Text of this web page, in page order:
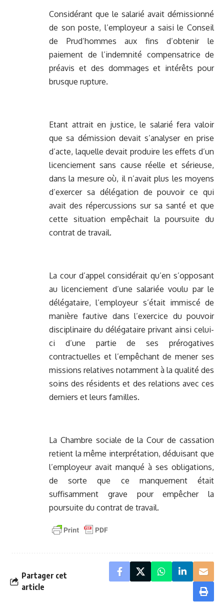
Considérant que le salarié avait démissionné
de son poste, l’employeur a saisi le Conseil
de Prud’hommes aux fins d’obtenir le
paiement de l’indemnité compensatrice de
préavis et des dommages et intérêts pour
brusque rupture.
Etant attrait en justice, le salarié fera valoir
que sa démission devait s’analyser en prise
d’acte, laquelle devait produire les effets d’un
licenciement sans cause réelle et sérieuse,
dans la mesure où, il n’avait plus les moyens
d’exercer sa délégation de pouvoir ce qui
avait des répercussions sur sa santé et que
cette situation empêchait la poursuite du
contrat de travail.
La cour d’appel considérait qu’en s’opposant
au licenciement d’une salariée voulu par le
délégataire, l’employeur s’était immiscé de
manière fautive dans l’exercice du pouvoir
disciplinaire du délégataire privant ainsi celui-
ci d’une partie de ses prérogatives
contractuelles et l’empêchant de mener ses
missions relatives notamment à la qualité des
soins des résidents et des relations avec ces
derniers et leurs familles.
La Chambre sociale de la Cour de cassation
retient la même interprétation, déduisant que
l’employeur avait manqué à ses obligations,
de sorte que ce manquement était
suffisamment grave pour empêcher la
poursuite du contrat de travail.
Partager cet
article